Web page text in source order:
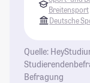
Breitensport
Deutsche
Quelle:
Befragung